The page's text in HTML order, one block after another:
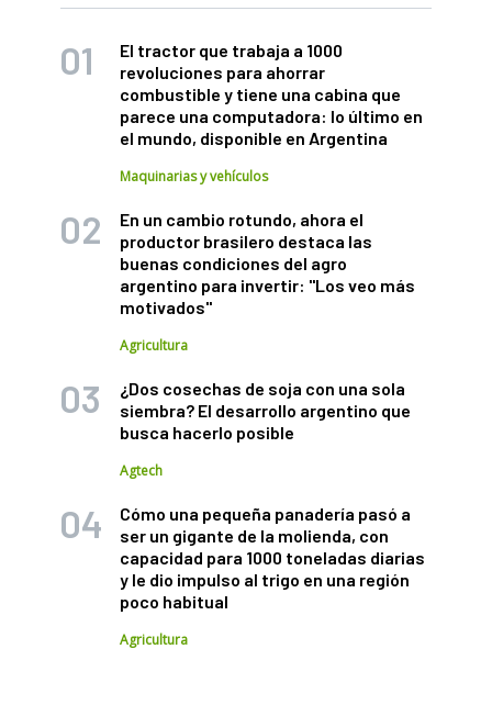
El tractor que trabaja a 1000
revoluciones para ahorrar
combustible y tiene una cabina que
parece una computadora: lo último en
el mundo, disponible en Argentina
Maquinarias y vehículos
En un cambio rotundo, ahora el
productor brasilero destaca las
buenas condiciones del agro
argentino para invertir: "Los veo más
motivados"
Agricultura
¿Dos cosechas de soja con una sola
siembra? El desarrollo argentino que
busca hacerlo posible
Agtech
Cómo una pequeña panadería pasó a
ser un gigante de la molienda, con
capacidad para 1000 toneladas diarias
y le dio impulso al trigo en una región
poco habitual
Agricultura